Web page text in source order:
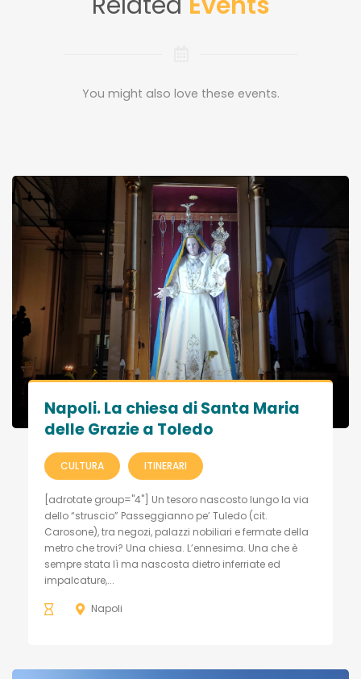
You might also love these events.
Napoli. La chiesa di Santa Maria
delle Grazie a Toledo
CULTURA ITINERARI
[adrotate group="4"] Un tesoro nascosto lungo la via
dello “struscio” Passeggianno pe’ Tuledo (cit.
Carosone), tra negozi, palazzi nobiliari e fermate della
metro che trovi? Una chiesa. L’ennesima. Una che è
sempre stata lì ma nascosta dietro inferriate ed
impalcature,...
Napoli